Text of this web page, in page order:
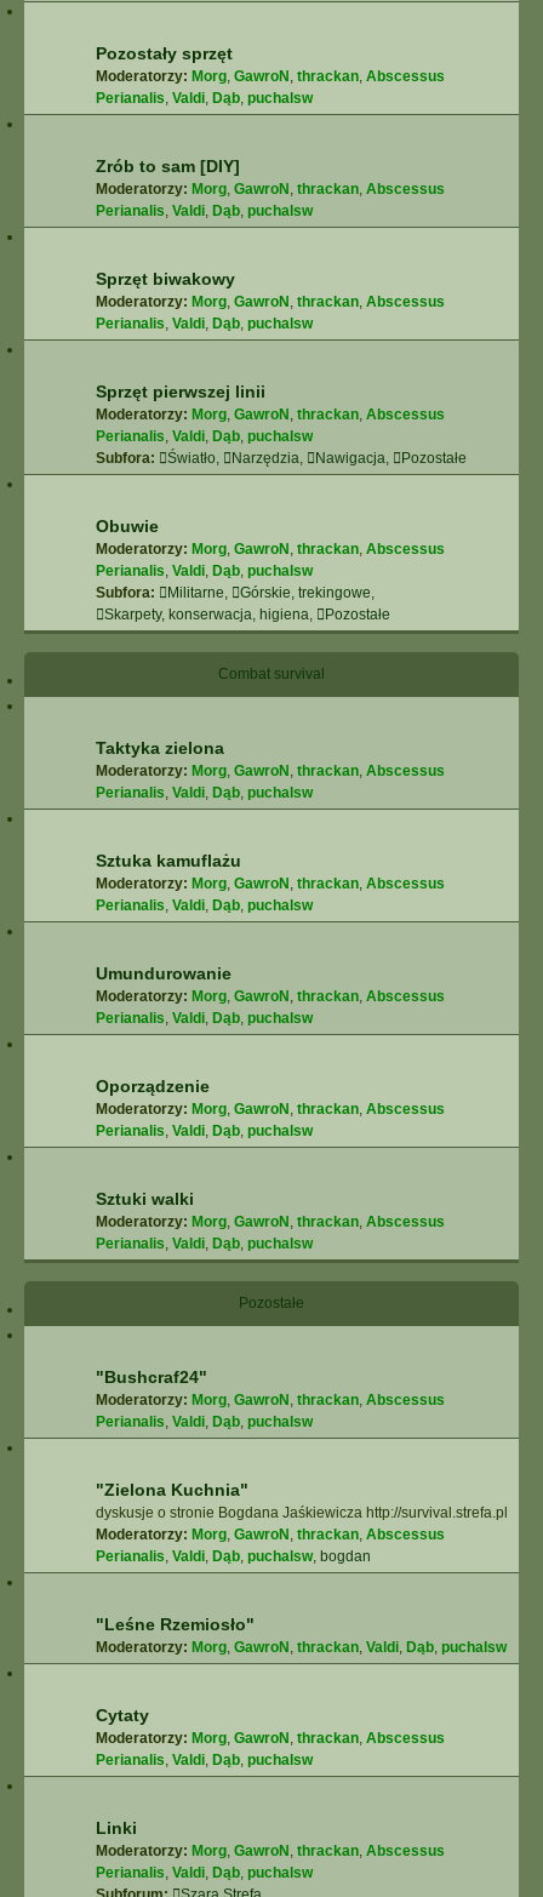
Pozostały sprzęt
Moderatorzy: Morg, GawroN , thrackan, Abscessus
Perianalis, Valdi, Dąb, puchalsw
Zrób to sam [DIY]
Moderatorzy: Morg, GawroN , thrackan, Abscessus
Perianalis, Valdi, Dąb, puchalsw
Sprzęt biwakowy
Moderatorzy: Morg, GawroN , thrackan, Abscessus
Perianalis, Valdi, Dąb, puchalsw
Sprzęt pierwszej linii
Moderatorzy: Morg, GawroN , thrackan, Abscessus
Perianalis, Valdi, Dąb, puchalsw
Subfora:
Światło, Narzędzia, Nawigacja, Pozostałe
Obuwie
Moderatorzy: Morg, GawroN , thrackan, Abscessus
Perianalis, Valdi, Dąb, puchalsw
Subfora:
Militarne, Górskie, trekingowe,
Skarpety, konserwacja, higiena, Pozostałe
Combat survival
Taktyka zielona
Moderatorzy: Morg, GawroN , thrackan, Abscessus
Perianalis, Valdi, Dąb, puchalsw
Sztuka kamuflażu
Moderatorzy: Morg, GawroN , thrackan, Abscessus
Perianalis, Valdi, Dąb, puchalsw
Umundurowanie
Moderatorzy: Morg, GawroN , thrackan, Abscessus
Perianalis, Valdi, Dąb, puchalsw
Oporządzenie
Moderatorzy: Morg, GawroN , thrackan, Abscessus
Perianalis, Valdi, Dąb, puchalsw
Sztuki walki
Moderatorzy: Morg, GawroN , thrackan, Abscessus
Perianalis, Valdi, Dąb, puchalsw
Pozostałe
"Bushcraf24"
Moderatorzy: Morg, GawroN , thrackan, Abscessus
Perianalis, Valdi, Dąb, puchalsw
"Zielona Kuchnia"
dyskusje o stronie Bogdana Jaśkiewicza http://survival.strefa.pl
Moderatorzy: Morg, GawroN , thrackan, Abscessus
Perianalis, Valdi, Dąb, puchalsw, bogdan
"Leśne Rzemiosło"
Moderatorzy: Morg, GawroN , thrackan, Valdi, Dąb, puchalsw
Cytaty
Moderatorzy: Morg, GawroN , thrackan, Abscessus
Perianalis, Valdi, Dąb, puchalsw
Linki
Moderatorzy: Morg, GawroN , thrackan, Abscessus
Perianalis, Valdi, Dąb, puchalsw